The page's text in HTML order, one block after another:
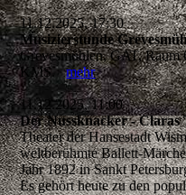
11.12.2025, 17:30
Musizierstunde
Grevesmühlen, GAT, Raum
KMS.mehr
11.12.2025, 11:00
Der Nussknacker -
Theater der Hansestadt
weltberühmte Ballett-
Jahr 1892 in Sankt
Es gehört heute zu den